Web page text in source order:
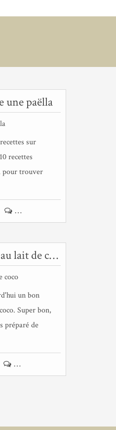
une paëlla
sur
recettes
pour trouver
 …
Colombo de crevettes au lait de coco
un bon
Super bon,
préparé de
 …